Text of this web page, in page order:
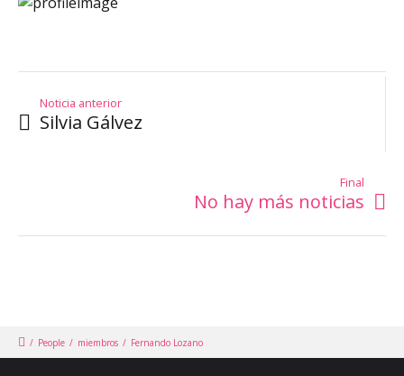
Noticia anterior
Silvia Gálvez
Final
No hay más noticias
/ People / miembros / Fernando Lozano